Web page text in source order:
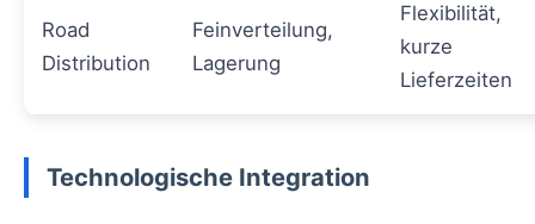
Road
Distribution
Feinverteilung,
Lagerung
Flexibilität,
kurze
Lieferzeiten
Technologische Integration